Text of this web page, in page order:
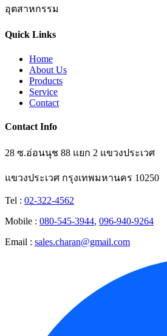
อุตสาหกรรม
Quick Links
Home
About Us
Products
Service
Contact
Contact Info
28 ซ.อ่อนนุช 88 แยก 2 แขวงประเวศ
แขวงประเวศ กรุงเทพมหานคร 10250
Tel : 02-322-4562
Mobile : 080-545-3944, 096-940-9264
Email : sales.charan@gmail.com